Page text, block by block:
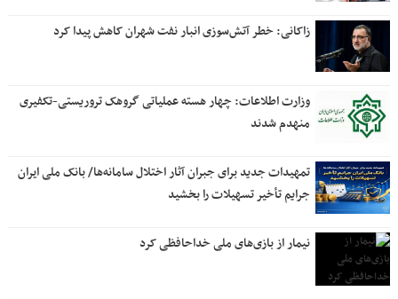
زاکانی: خطر آتش‌سوزی انبار نفت شهران کاهش پیدا کرد
وزارت اطلاعات: چهار هسته‌ عملیاتی گروهک‌ تروریستی-تکفیری
منهدم شدند
تمهیدات جدید برای جبران آثار اختلال سامانه‌ها/ بانک ملی ایران
جرایم تأخیر تسهیلات را بخشید
نیمار از بازی‌های ملی خداحافظی کرد